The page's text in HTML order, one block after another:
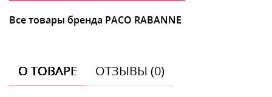
Все товары бренда PACO RABANNE
О ТОВАРЕ ОТЗЫВЫ (0)